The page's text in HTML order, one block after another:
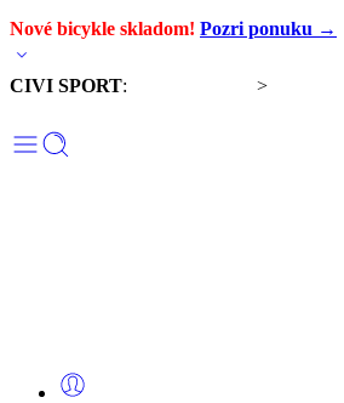
Nové bicykle skladom! Pozri ponuku →
CIVI SPORT: >